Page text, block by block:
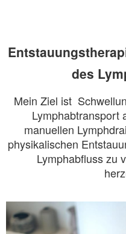
des
Mein Ziel ist
Lymphabtransport
manuellen
physikalischen
Lymphabfluss zu